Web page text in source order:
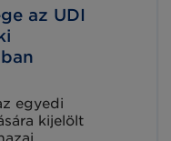
az UDI
egyedi
kijelölt